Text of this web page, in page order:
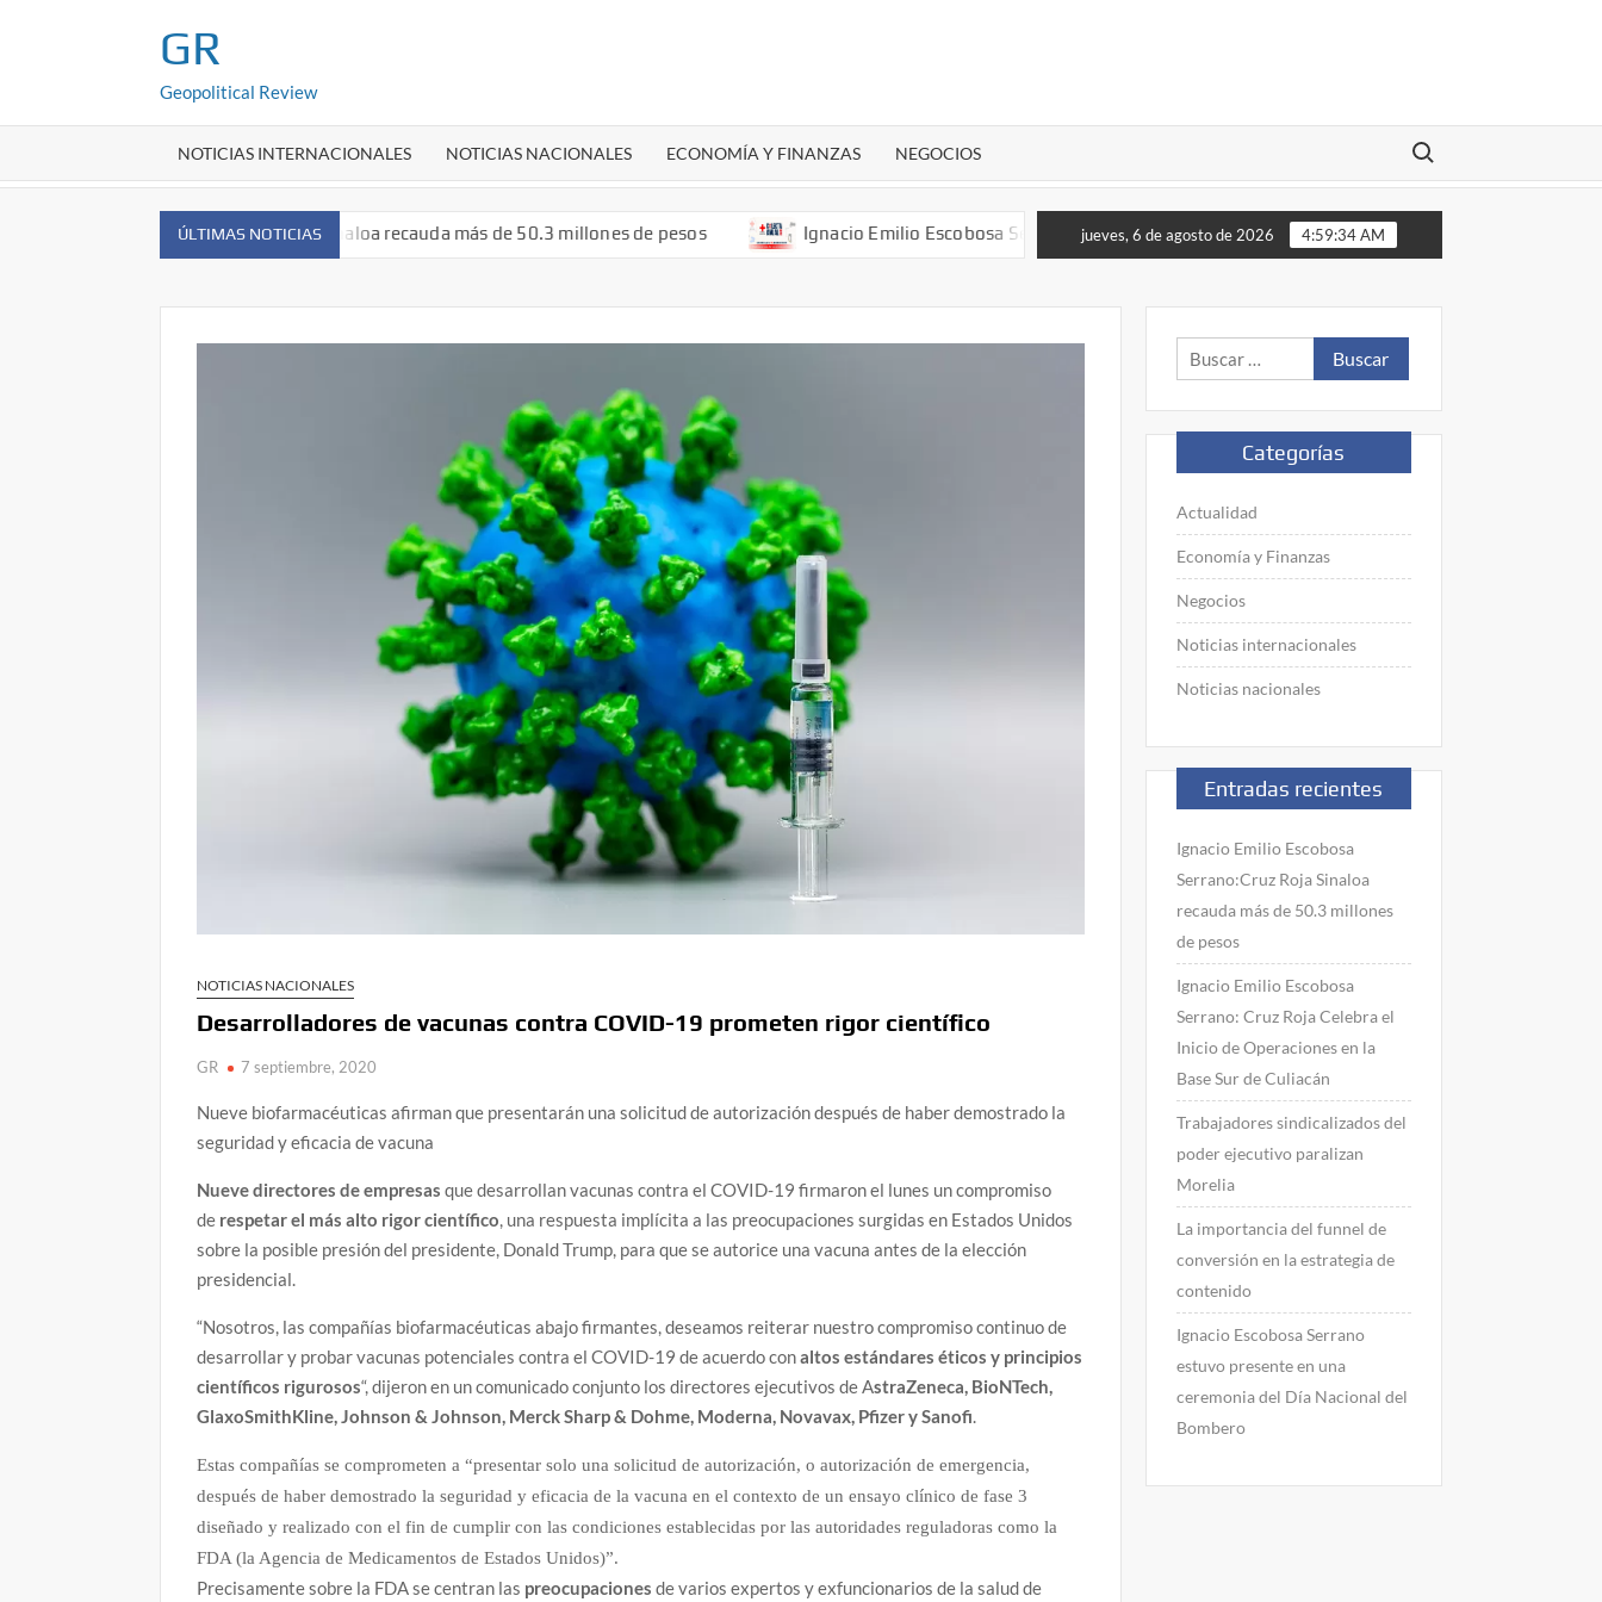
GR
Geopolitical Review
NOTICIAS INTERNACIONALES NOTICIAS NACIONALES ECONOMÍA Y FINANZAS NEGOCIOS
Buscar:
ÚLTIMAS NOTICIAS
Emilio Escobosa Serrano:Cruz Roja Sinaloa recauda más de 50.3 millones de pesos Ignacio Emilio Escobosa Serrano:Cruz Roja Sinaloa recauda más de 50.3 millones de pesos
jueves, 6 de agosto de 2026 4:59:35 AM
NOTICIAS NACIONALES
Desarrolladores de vacunas contra COVID-19 prometen rigor científico
GR 7 septiembre, 2020
Nueve biofarmacéuticas afirman que presentarán una solicitud de autorización después de haber demostrado la
seguridad y eficacia de vacuna
Nueve directores de empresas que desarrollan vacunas contra el COVID-19 firmaron el lunes un compromiso
de respetar el más alto rigor científico, una respuesta implícita a las preocupaciones surgidas en Estados Unidos
sobre la posible presión del presidente, Donald Trump, para que se autorice una vacuna antes de la elección
presidencial.
“Nosotros, las compañías biofarmacéuticas abajo firmantes, deseamos reiterar nuestro compromiso continuo de
desarrollar y probar vacunas potenciales contra el COVID-19 de acuerdo conaltos estándares éticos y principios
científicos rigurosos“, dijeron en un comunicado conjunto los directores ejecutivos de AstraZeneca, BioNTech,
GlaxoSmithKline, Johnson & Johnson, Merck Sharp & Dohme, Moderna, Novavax, Pfizer y Sanofi.
Estas compañías se comprometen a “presentar solo una solicitud de autorización, o autorización de emergencia,
después de haber demostrado la seguridad y eficacia de la vacuna en el contexto de un ensayo clínico de fase 3
diseñado y realizado con el fin de cumplir con las condiciones establecidas por las autoridades reguladoras como la
FDA (la Agencia de Medicamentos de Estados Unidos)”.
Precisamente sobre la FDA se centran las preocupacionesde varios expertos y exfuncionarios de la salud de
Buscar:
Categorías
Actualidad
Economía y Finanzas
Negocios
Noticias internacionales
Noticias nacionales
Entradas recientes
Ignacio Emilio Escobosa
Serrano:Cruz Roja Sinaloa
recauda más de 50.3 millones
de pesos
Ignacio Emilio Escobosa
Serrano: Cruz Roja Celebra el
Inicio de Operaciones en la
Base Sur de Culiacán
Trabajadores sindicalizados del
poder ejecutivo paralizan
Morelia
La importancia del funnel de
conversión en la estrategia de
contenido
Ignacio Escobosa Serrano
estuvo presente en una
ceremonia del Día Nacional del
Bombero